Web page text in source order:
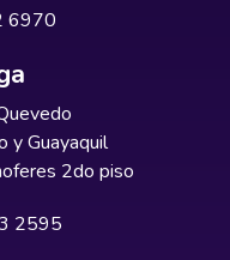
6970
y Guayaquil
2do piso
2595